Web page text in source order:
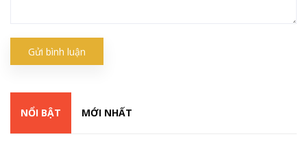
Gửi bình luận
NỔI BẬT MỚI NHẤT